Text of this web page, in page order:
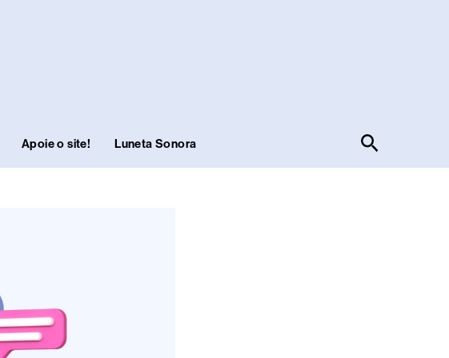
Apoie o site! Luneta Sonora Pesquisar